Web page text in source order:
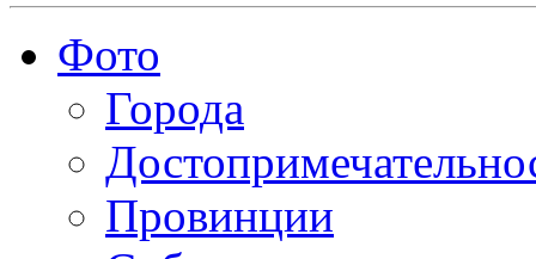
Фото
Города
Провинции